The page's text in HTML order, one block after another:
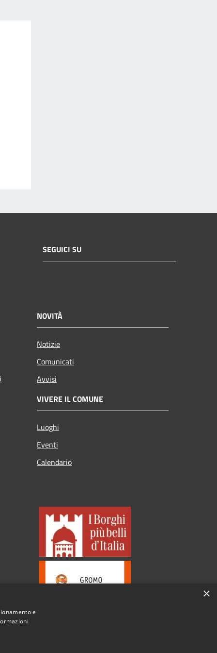
SEGUICI SU
NOVITÀ
Notizie
Comunicati
Avvisi
VIVERE IL COMUNE
Luoghi
Eventi
Calendario
×
e